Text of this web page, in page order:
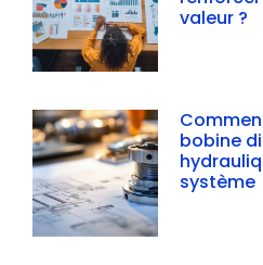
valeur ?
bobine
système